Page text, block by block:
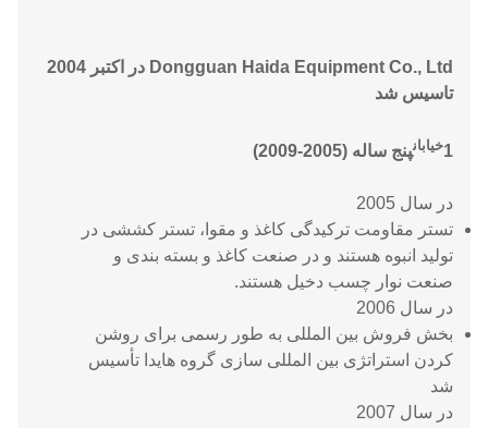
Dongguan Haida Equipment Co., Ltd در اکتبر 2004
تاسیس شد
1خیابانپنج ساله (2005-2009)
در سال 2005
تستر مقاومت ترکیدگی کاغذ و مقوا، تستر کششی در
تولید انبوه هستند و در صنعت کاغذ و بسته بندی و
صنعت نوار چسب دخیل هستند.
در سال 2006
بخش فروش بین المللی به طور رسمی برای روشن
کردن استراتژی بین المللی سازی گروه هایدا تأسیس
شد
در سال 2007